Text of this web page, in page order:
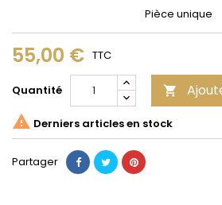
Pièce unique
55,00 € TTC
Quantité 
 Derniers articles en stock
Partager